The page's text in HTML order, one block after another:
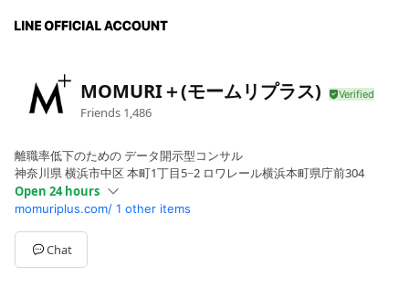
MOMURI＋(モームリプラス)
Friends 1,486
離職率低下のための データ開示型コンサル
神奈川県 横浜市中区 本町1丁目5−2 ロワレール横浜本町県庁前304
Open 24 hours
SunOpen 24 hours
MonOpen 24 hours
TueOpen 24 hours
WedOpen 24 hours
momuriplus.com/ 1 other items
Chat